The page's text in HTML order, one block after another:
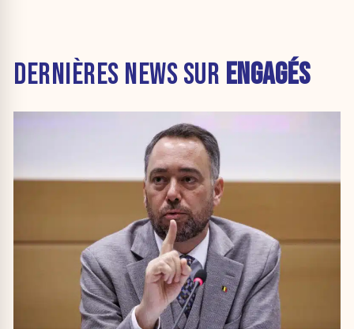
DERNIÈRES NEWS SUR ENGAGÉS